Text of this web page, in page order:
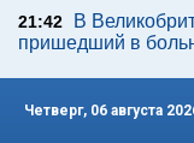
21:42
В
пришедший в
Четверг, 06 августа